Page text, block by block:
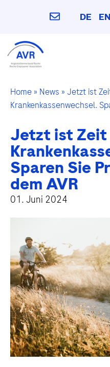
DE EN
Home» News » Jetzt ist
Krankenkassenwechsel.
Jetzt ist Zeit
Sparen Sie
dem AVR
01. Juni 2024